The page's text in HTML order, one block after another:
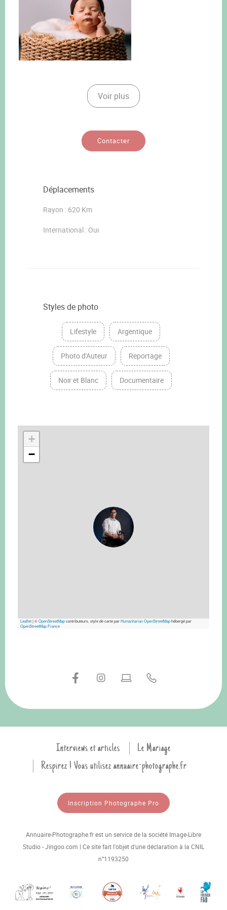
Voir plus
Contacter
Déplacements
Rayon : 620 Km
International : Oui
Styles de photo
Lifestyle Argentique
Photo d'Auteur Reportage
Noir et Blanc Documentaire
+
−
Leaflet|©OpenStreetMapcontributeurs, style de carte parHumanitarian OpenStreetMaphébergé par
OpenStreetMap France
Interviews et articles
Le Mariage
Respirez ! Vous utilisez annuaire-photographe.fr
Inscription Photographe Pro
Annuaire-Photographe.fr est un service de la société Image-Libre
Studio - Jingoo.com | Ce site fait l'objet d'une déclaration à la CNIL
n°1193250